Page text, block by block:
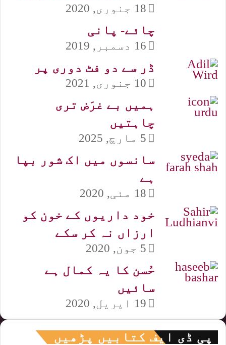
18 جنوری, 2020
چائے- پانی
16 دسمبر, 2019
ڈر سے دو فٹ دوری پر
10 جنوری, 2021
ہمیں بے غرَض تری
چاہتیں
5 مارچ, 2025
سانسوں میں اک شور بپا
ہے
18 مئی, 2020
خود داریوں کے خون کو
ارزاں نہ کر سکے
5 جون, 2020
حُسن کا یہ کمال ہے
سائیں
19 اپریل, 2020
پی ڈی ایف کتابیں پڑھیں